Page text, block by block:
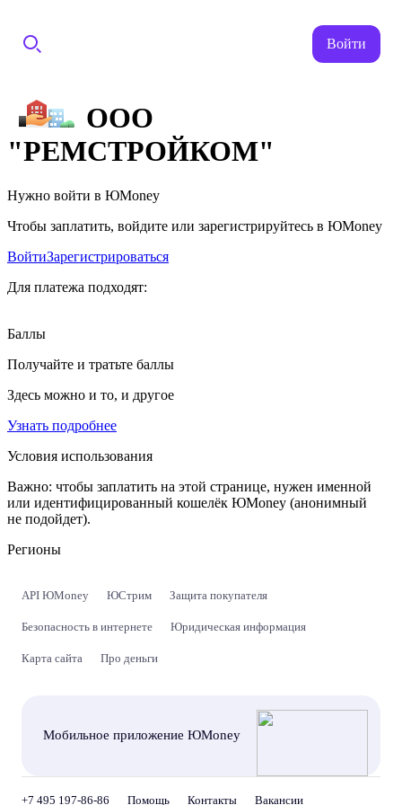
Войти
ООО
"РЕМСТРОЙКОМ"
Нужно войти в ЮMoney
Чтобы заплатить, войдите или зарегистрируйтесь в ЮMoney
ВойтиЗарегистрироваться
Для платежа подходят:
Баллы
Получайте и тратьте баллы
Здесь можно и то, и другое
Узнать подробнее
Условия использования
Важно: чтобы заплатить на этой странице, нужен именной
или идентифицированный кошелёк ЮMoney (анонимный
не подойдет).
Регионы
API ЮMoney ЮСтрим Защита покупателя
Безопасность в интернете Юридическая информация
Карта сайта Про деньги
Мобильное приложение ЮMoney
+7 495 197-86-86 Помощь Контакты Вакансии